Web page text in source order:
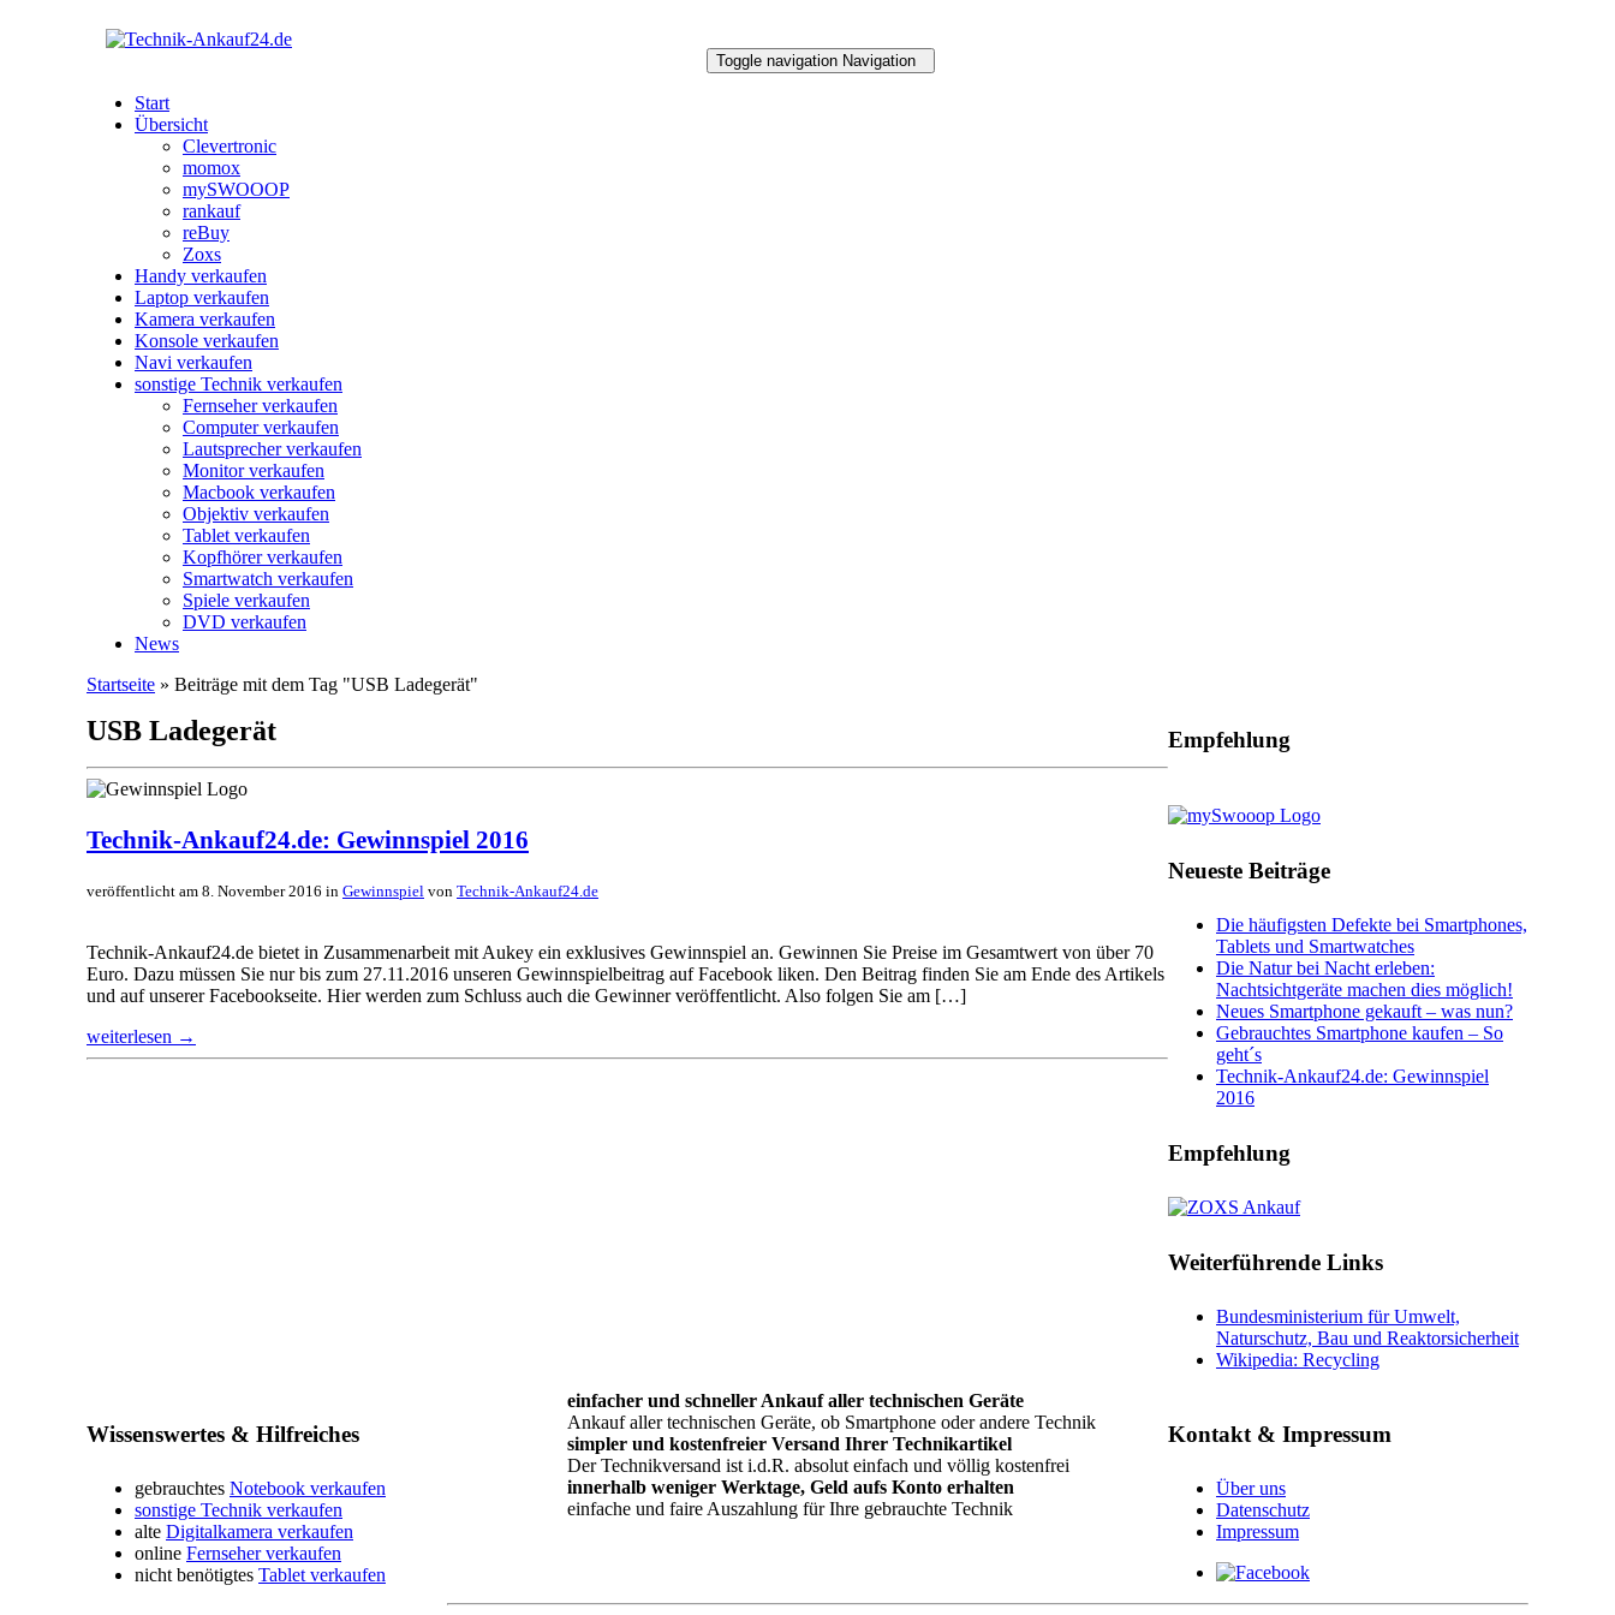
Toggle navigation Navigation
Start
Übersicht
Clevertronic
momox
mySWOOOP
rankauf
reBuy
Zoxs
Handy verkaufen
Laptop verkaufen
Kamera verkaufen
Konsole verkaufen
Navi verkaufen
sonstige Technik verkaufen
Fernseher verkaufen
Computer verkaufen
Lautsprecher verkaufen
Monitor verkaufen
Macbook verkaufen
Objektiv verkaufen
Tablet verkaufen
Kopfhörer verkaufen
Smartwatch verkaufen
Spiele verkaufen
DVD verkaufen
News
Startseite » Beiträge mit dem Tag "USB Ladegerät"
USB Ladegerät
Technik-Ankauf24.de: Gewinnspiel 2016
veröffentlicht am 8. November 2016 in Gewinnspiel von Technik-Ankauf24.de
Technik-Ankauf24.de bietet in Zusammenarbeit mit Aukey ein exklusives Gewinnspiel an. Gewinnen Sie Preise im Gesamtwert von über 70
Euro. Dazu müssen Sie nur bis zum 27.11.2016 unseren Gewinnspielbeitrag auf Facebook liken. Den Beitrag finden Sie am Ende des Artikels
und auf unserer Facebookseite. Hier werden zum Schluss auch die Gewinner veröffentlicht. Also folgen Sie am […]
weiterlesen →
Empfehlung
Neueste Beiträge
Die häufigsten Defekte bei Smartphones,
Tablets und Smartwatches
Die Natur bei Nacht erleben:
Nachtsichtgeräte machen dies möglich!
Neues Smartphone gekauft – was nun?
Gebrauchtes Smartphone kaufen – So
geht´s
Technik-Ankauf24.de: Gewinnspiel
2016
Empfehlung
Weiterführende Links
Bundesministerium für Umwelt,
Naturschutz, Bau und Reaktorsicherheit
Wikipedia: Recycling
Wissenswertes & Hilfreiches
gebrauchtes Notebook verkaufen
sonstige Technik verkaufen
alte Digitalkamera verkaufen
online Fernseher verkaufen
nicht benötigtes Tablet verkaufen
einfacher und schneller Ankauf aller technischen Geräte
Ankauf aller technischen Geräte, ob Smartphone oder andere Technik
simpler und kostenfreier Versand Ihrer Technikartikel
Der Technikversand ist i.d.R. absolut einfach und völlig kostenfrei
innerhalb weniger Werktage, Geld aufs Konto erhalten
einfache und faire Auszahlung für Ihre gebrauchte Technik
Kontakt & Impressum
Über uns
Datenschutz
Impressum